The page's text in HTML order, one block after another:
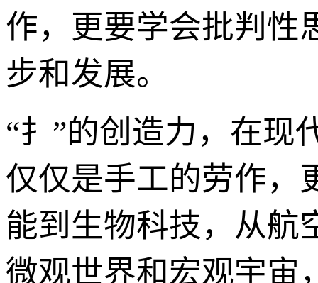
作，更要学会批判性
步和发展。
“扌”的创造力，在现
仅仅是手工的劳作，
能到生物科技，从航
微观世界和宏观宇宙